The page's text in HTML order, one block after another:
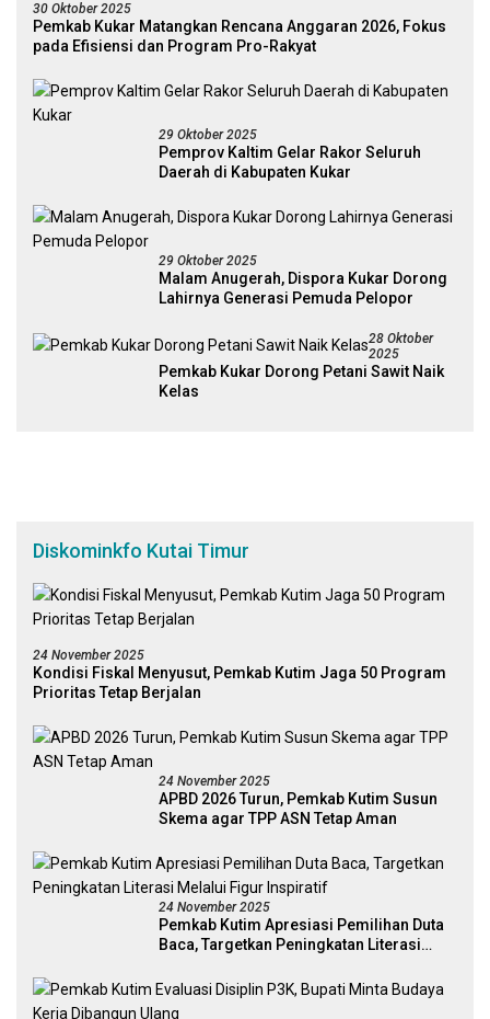
30 Oktober 2025
Pemkab Kukar Matangkan Rencana Anggaran 2026, Fokus
pada Efisiensi dan Program Pro-Rakyat
29 Oktober 2025
Pemprov Kaltim Gelar Rakor Seluruh
Daerah di Kabupaten Kukar
29 Oktober 2025
Malam Anugerah, Dispora Kukar Dorong
Lahirnya Generasi Pemuda Pelopor
28 Oktober
2025
Pemkab Kukar Dorong Petani Sawit Naik
Kelas
Diskominkfo Kutai Timur
24 November 2025
Kondisi Fiskal Menyusut, Pemkab Kutim Jaga 50 Program
Prioritas Tetap Berjalan
24 November 2025
APBD 2026 Turun, Pemkab Kutim Susun
Skema agar TPP ASN Tetap Aman
24 November 2025
Pemkab Kutim Apresiasi Pemilihan Duta
Baca, Targetkan Peningkatan Literasi